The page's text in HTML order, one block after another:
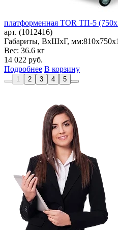
платформенная TOR ТП-5
арт. (1012416)
Габариты, ВxШxГ, мм:
Вес: 36.6 кг
14 022 руб.
Подробнее В корзину
1 2 3 4 5